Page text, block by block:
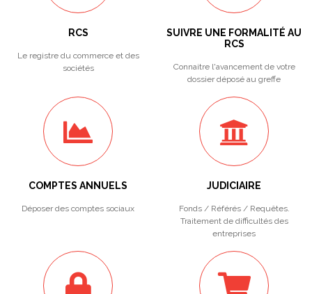
RCS
Le registre du commerce et des
sociétés
SUIVRE UNE FORMALITÉ AU
RCS
Connaitre l'avancement de votre
dossier déposé au greffe
COMPTES ANNUELS
Déposer des comptes sociaux
JUDICIAIRE
Fonds / Référés / Requêtes.
Traitement de difficultés des
entreprises